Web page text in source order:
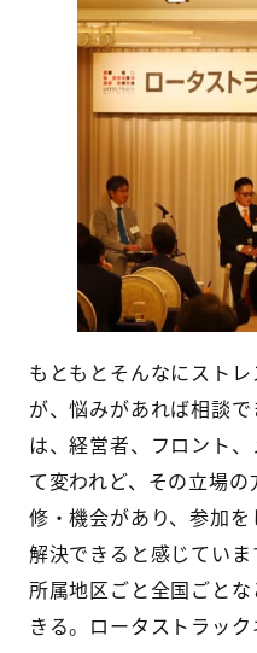
もともとそんなにスト
が、悩みがあれば相談
は、経営者、フロント
て変われど、その立場
修・機会があり、参加
解決できると感じていま
所属地区ごと全国ごと
きる。ロータストラッ